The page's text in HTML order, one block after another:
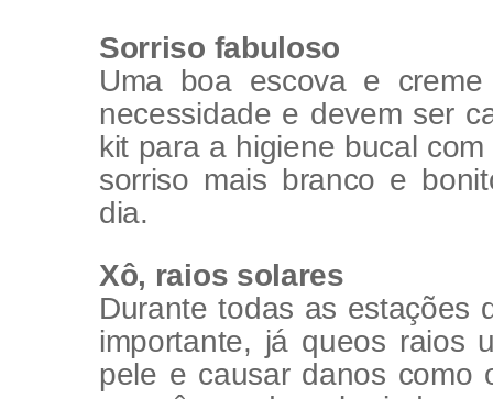
Sorriso fabuloso
Uma boa escova e
necessidade e devem ser
kit para a higiene bucal
sorriso mais branco e
dia.
Xô, raios solares
Durante todas as estações
importante, já queos raios
pele e causar danos como